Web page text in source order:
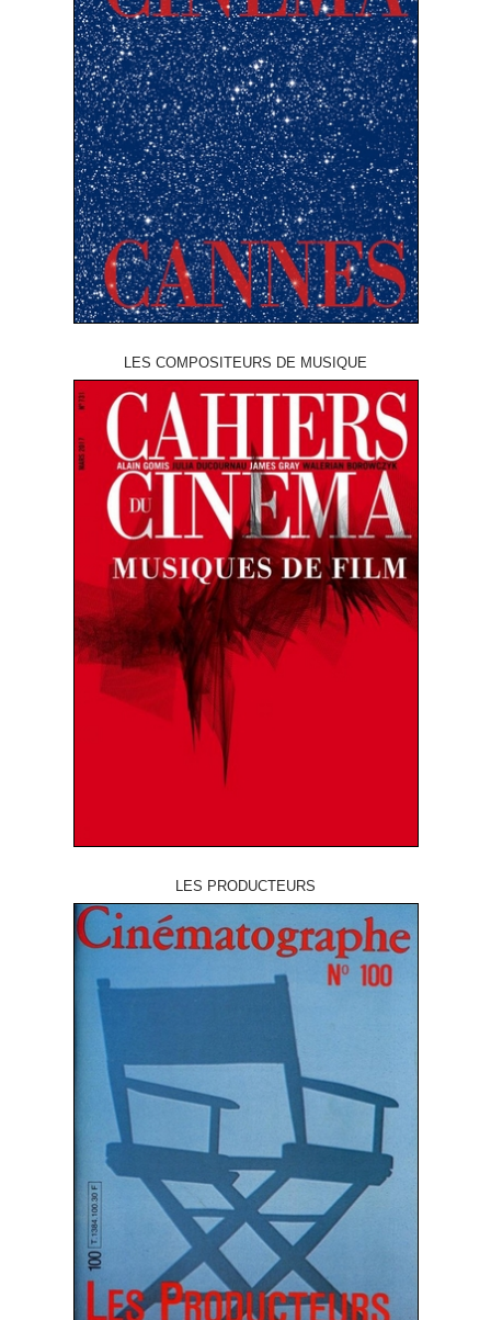
LES COMPOSITEURS DE MUSIQUE
LES PRODUCTEURS